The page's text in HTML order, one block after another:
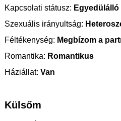
Kapcsolati státusz:
Szexuális irányultság:
Féltékenység: Megbízom a
Romantika: Romantikus
Háziállat: Van
Külsőm